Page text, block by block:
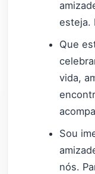
esteja.
Que
vida,
Sou
nós.